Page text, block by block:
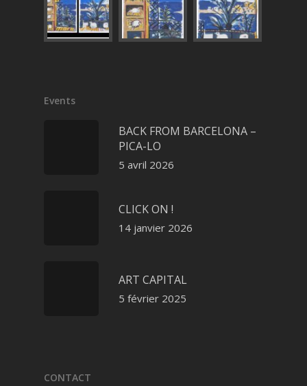
Events
BACK FROM BARCELONA –
PICA-LO
5 avril 2026
CLICK ON !
14 janvier 2026
ART CAPITAL
5 février 2025
CONTACT